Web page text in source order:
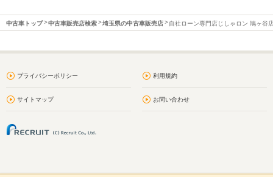
中古車トップ 中古車販売店検索 埼玉県の中古車販売店 自社ローン専門店じしゃロン 鳩ヶ谷
プライバシーポリシー 利用規約
サイトマップ お問い合わせ